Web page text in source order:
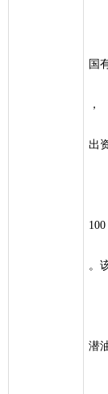
国
，
出
。
潜